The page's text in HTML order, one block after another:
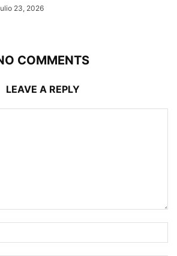
23, 2026
COMMENTS
LEAVE A REPLY